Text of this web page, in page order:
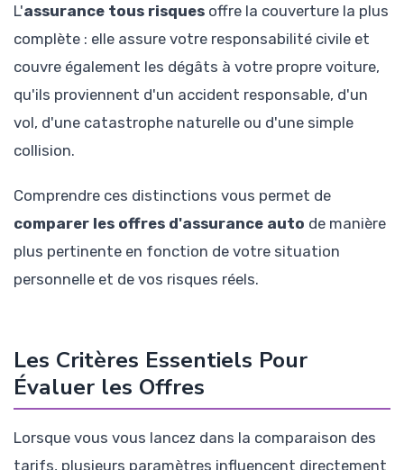
L'assurance tous risques offre la couverture la plus
complète : elle assure votre responsabilité civile et
couvre également les dégâts à votre propre voiture,
qu'ils proviennent d'un accident responsable, d'un
vol, d'une catastrophe naturelle ou d'une simple
collision.
Comprendre ces distinctions vous permet de
comparer les offres d'assurance auto de manière
plus pertinente en fonction de votre situation
personnelle et de vos risques réels.
Les Critères Essentiels Pour
Évaluer les Offres
Lorsque vous vous lancez dans la comparaison des
tarifs, plusieurs paramètres influencent directement